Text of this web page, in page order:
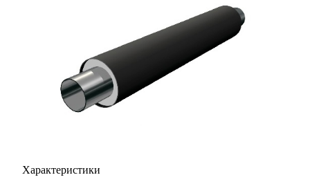
Характеристики